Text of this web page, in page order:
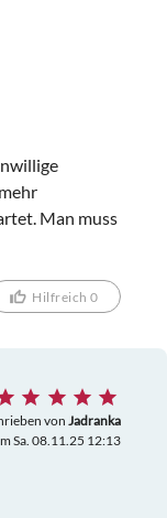
Man muss
Hilfreich 0
vonJadranka
Sa. 08.11.25 12:13